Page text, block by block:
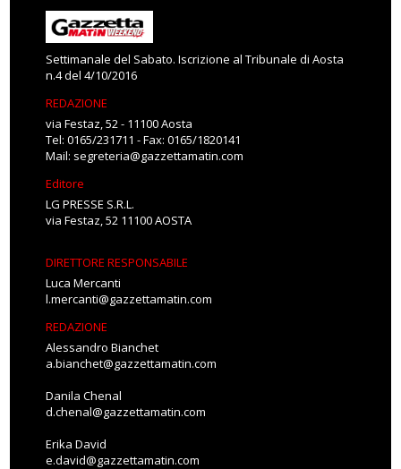
Settimanale del Sabato. Iscrizione al Tribunale di Aosta
n.4 del 4/10/2016
REDAZIONE
via Festaz, 52 - 11100 Aosta
Tel: 0165/231711 - Fax: 0165/1820141
Mail: segreteria@gazzettamatin.com
Editore
LG PRESSE S.R.L.
via Festaz, 52 11100 AOSTA
DIRETTORE RESPONSABILE
Luca Mercanti
l.mercanti@gazzettamatin.com
REDAZIONE
Alessandro Bianchet
a.bianchet@gazzettamatin.com
Danila Chenal
d.chenal@gazzettamatin.com
Erika David
e.david@gazzettamatin.com